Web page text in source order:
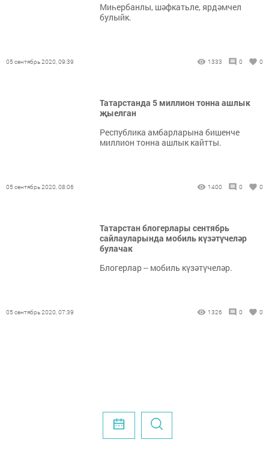
Миһербанлы, шәфкатьле, ярдәмчел
булыйк.
05 сентябрь 2020, 09:39 1333 0 0
Татарстанда 5 миллион тонна ашлык
җыелган
Республика амбарларына бишенче
миллион тонна ашлык кайтты.
05 сентябрь 2020, 08:06 1400 0 0
Татарстан блогерлары сентябрь
сайлауларында мобиль күзәтүчеләр
булачак
Блогерлар -- мобиль күзәтүчеләр.
05 сентябрь 2020, 07:39 1326 0 0